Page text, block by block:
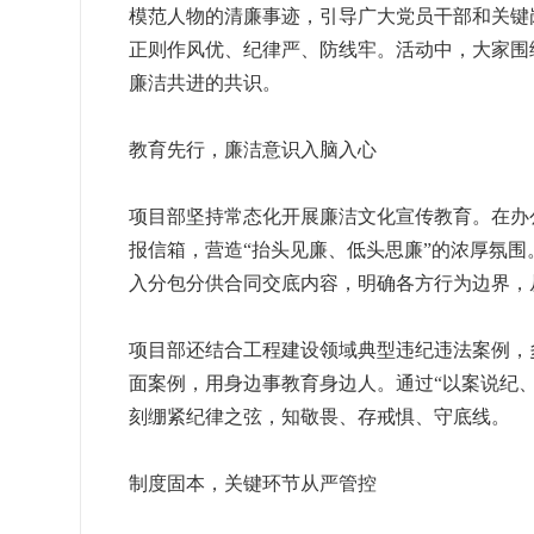
模范人物的清廉事迹，引导广大党员干部和关
正则作风优、纪律严、防线牢。活动中，大家
廉洁共进的共识。
教育先行，廉洁意识入脑入心
项目部坚持常态化开展廉洁文化宣传教育。在
报信箱，营造“抬头见廉、低头思廉”的浓厚氛
入分包分供合同交底内容，明确各方行为边界
项目部还结合工程建设领域典型违纪违法案例
面案例，用身边事教育身边人。通过“以案说纪
刻绷紧纪律之弦，知敬畏、存戒惧、守底线。
制度固本，关键环节从严管控